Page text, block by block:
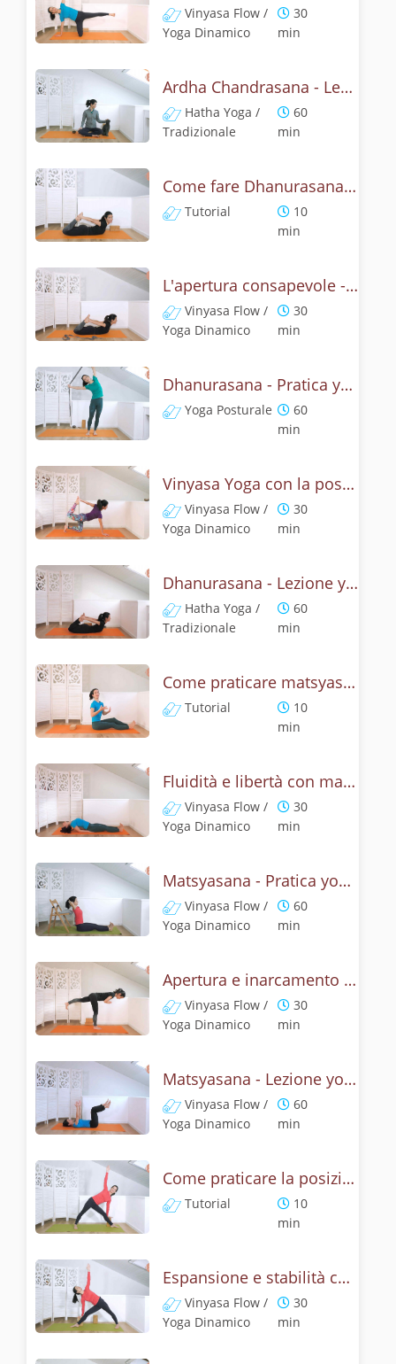
Vinyasa Flow /
Yoga Dinamico
30
min
Ardha Chandrasana - Lezione yoga con la storia della mezza luna
Hatha Yoga /
Tradizionale
60
min
Come fare Dhanurasana, la posizione dell' arco? Tutorial
Tutorial
10
min
L'apertura consapevole - Pratica con dhanurasana
Vinyasa Flow /
Yoga Dinamico
30
min
Dhanurasana - Pratica yoga con la tecnica dell'arco
Yoga Posturale
60
min
Vinyasa Yoga con la posizione dell' arco - Dhanurasana Flow
Vinyasa Flow /
Yoga Dinamico
30
min
Dhanurasana - Lezione yoga con la storia dell'arco
Hatha Yoga /
Tradizionale
60
min
Come praticare matsyasana, la posizione del pesce? Tutorial
Tutorial
10
min
Fluidità e libertà con matsyasana, la posizione del pesce
Vinyasa Flow /
Yoga Dinamico
30
min
Matsyasana - Pratica yoga con la tecnica della posizione del pesce
Vinyasa Flow /
Yoga Dinamico
60
min
Apertura e inarcamento con la posizione del pesce
Vinyasa Flow /
Yoga Dinamico
30
min
Matsyasana - Lezione yoga con la mitologia della posizione del pescie
Vinyasa Flow /
Yoga Dinamico
60
min
Come praticare la posizione del triangolo? Tutorial di Utthita e Privritta Trikonasana
Tutorial
10
min
Espansione e stabilità con la posizione del triangolo, Utthita Trikonasana
Vinyasa Flow /
Yoga Dinamico
30
min